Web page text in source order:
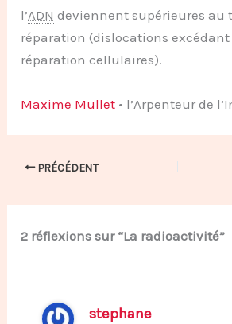
l’ADN deviennent supérieures au
réparation (dislocations excédant
réparation cellulaires).
Maxime Mullet • l’Arpenteur de
PRÉCÉDENT
2 réflexions sur “La radioactivité”
stephane